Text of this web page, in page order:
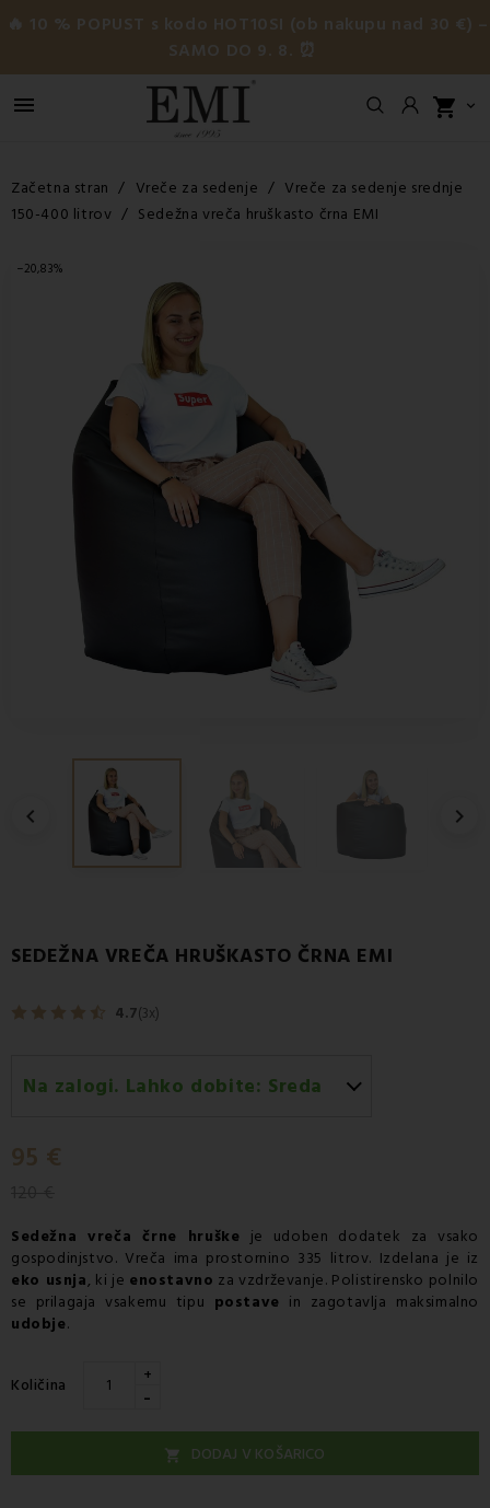
🔥 10 % POPUST s kodo HOT10SI (ob nakupu nad 30 €) –
SAMO DO 9. 8. ⏰
 shopping_cart 
Začetna stran Vreče za sedenje
Vreče za sedenje srednje
150-400 litrov
Sedežna vreča hruškasto črna EMI
−20,83%
 
SEDEŽNA VREČA HRUŠKASTO ČRNA EMI
4.7(3x)
Na zalogi. Lahko dobite: Sreda
95 €
Sedežna vreča črne hruške je udoben dodatek za vsako
gospodinjstvo. Vreča ima prostornino 335 litrov. Izdelana je iz
eko usnja, ki je enostavno za vzdrževanje. Polistirensko polnilo
se prilagaja vsakemu tipu postave in zagotavlja maksimalno
udobje.
Količina +
-
 DODAJ V KOŠARICO